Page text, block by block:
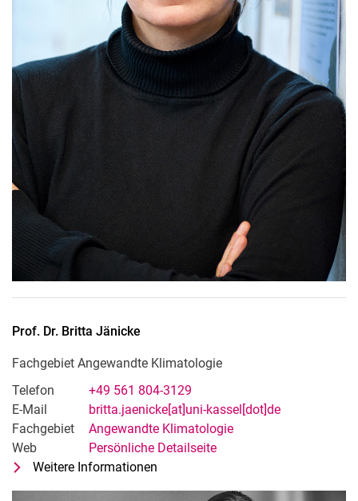
Prof. Dr. Britta Jänicke
Fachgebiet Angewandte Klimatologie
Telefon
+49 561 804-3129
E-Mail
britta.jaenicke[at]uni-kassel[dot]de
Fachgebiet
Angewandte Klimatologie
Web
Persönliche Detailseite
Weitere Informationen